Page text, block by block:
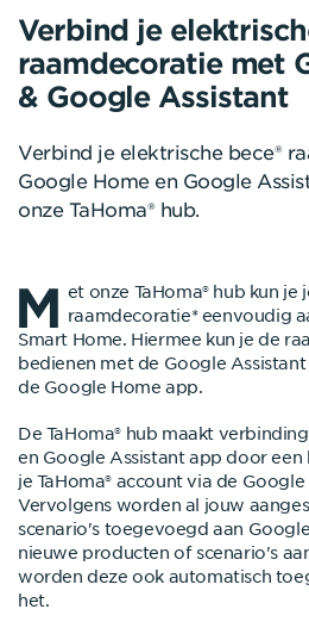
Verbind je
raamdecoratie met
& Google Assistant
Verbind je elektrische bece®
Google Home en Google
onze TaHoma® hub.
M et onze TaHoma® hub kun je
raamdecoratie* eenvoudig
Smart Home. Hiermee kun je de
bedienen met de Google
de Google Home app.
De TaHoma® hub maakt
en Google Assistant app door
je TaHoma® account via de
Vervolgens worden al jouw
scenario's toegevoegd aan
nieuwe producten of scenario's
worden deze ook automatisch
het.